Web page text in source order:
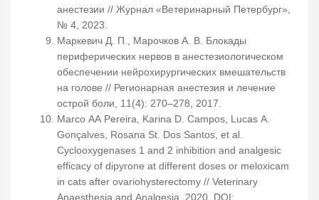
анестезии // Журнал «Ветеринарный Петербург»,
№ 4, 2023.
Маркевич Д. П., Марочков А. В. Блокады
периферических нервов в анестезиологическом
обеспечении нейрохирургических вмешательств
на голове // Регионарная анестезия и лечение
острой боли, 11(4): 270–278, 2017.
Marco AA Pereira, Karina D. Campos, Lucas A.
Gonçalves, Rosana St. Dos Santos, et al.
Cyclooxygenases 1 and 2 inhibition and analgesic
efficacy of dipyrone at different doses or meloxicam
in cats after ovariohysterectomy // Veterinary
Anaesthesia and Analgesia, 2020. DOI: